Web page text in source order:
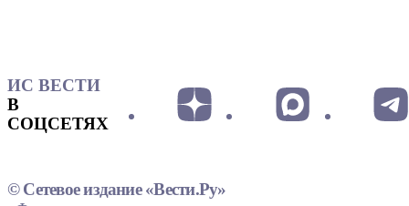
ИС ВЕСТИ
В
СОЦСЕТЯХ
© Сетевое издание «Вести.Ру»